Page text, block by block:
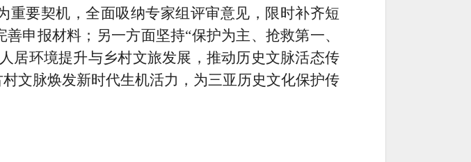
重要契机，全面吸纳专家组评审意见，限时补齐短
申报材料；另一方面坚持“保护为主、抢救第一、
居环境提升与乡村文旅发展，推动历史文脉活态传
文脉焕发新时代生机活力，为三亚历史文化保护传